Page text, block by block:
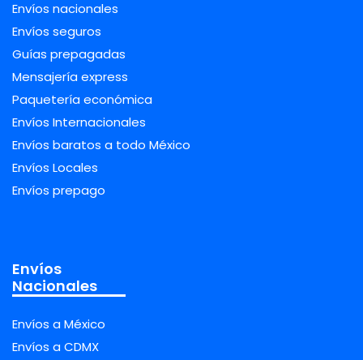
Envíos nacionales
Envíos seguros
Guías prepagadas
Mensajería express
Paquetería económica
Envíos Internacionales
Envíos baratos a todo México
Envíos Locales
Envíos prepago
Envíos
Nacionales
Envíos a México
Envíos a CDMX